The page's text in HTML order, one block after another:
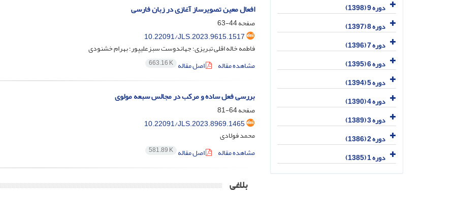
افعال معین تصویرساز آغازی در زبان فارسی
صفحه44-63
10.22091/JLS.2023.9615.1517
فاطمه خاله اقلی تبریزی؛ جهاندوست سبزعلیپور؛ بهرام خشنودی
مشاهده مقاله
اصل مقاله 663.16 K
بررسی فعل ساده و مرکب در مجالس سبعه مولوی
صفحه64-81
10.22091/JLS.2023.8969.1465
محمد فولادی
مشاهده مقاله
اصل مقاله 581.89 K
بلاغی
دوره 9 (1398)
دوره 8 (1397)
دوره 7 (1396)
دوره 6 (1395)
دوره 5 (1394)
دوره 4 (1390)
دوره 3 (1389)
دوره 2 (1386)
دوره 1 (1385)